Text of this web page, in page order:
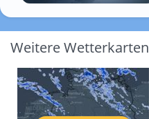
Weitere Wetterkarten